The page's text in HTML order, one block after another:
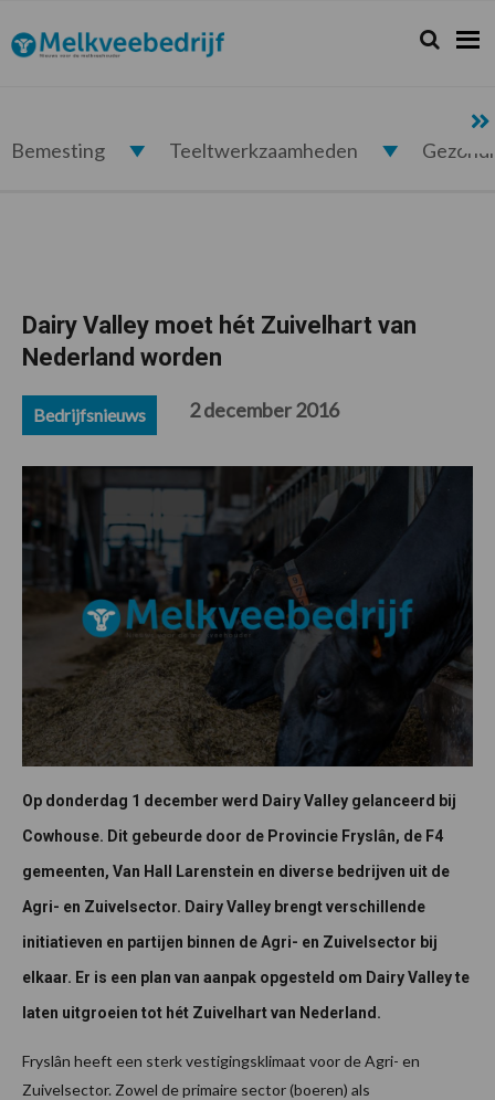
de
hoofdnavigatie
de
hoofd
de
eerste
de
voettekst
Melkveebedrijf.nl Zoeken...
Zoek
Bemesting Teeltwerkzaamheden
Dairy Valley moet hét Zuivelhart van
Nederland worden
Bedrijfsnieuws 2 december 2016
Op donderdag 1 december werd Dairy Valley gelanceerd bij
Cowhouse. Dit gebeurde door de Provincie Fryslân, de F4
gemeenten, Van Hall Larenstein en diverse bedrijven uit de
Agri- en Zuivelsector. Dairy Valley brengt verschillende
initiatieven en partijen binnen de Agri- en Zuivelsector bij
elkaar. Er is een plan van aanpak opgesteld om Dairy Valley te
laten uitgroeien tot hét Zuivelhart van Nederland.
Fryslân heeft een sterk vestigingsklimaat voor de Agri- en
Zuivelsector. Zowel de primaire sector (boeren) als